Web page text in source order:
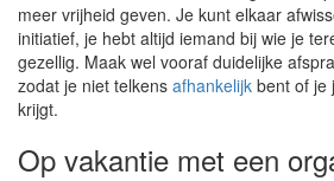
meer vrijheid geven. Je kunt elkaar
initiatief, je hebt altijd iemand bij wie je
gezellig. Maak wel vooraf duidelijke
zodat je niet telkens afhankelijk bent of je
krijgt.
Op vakantie met een